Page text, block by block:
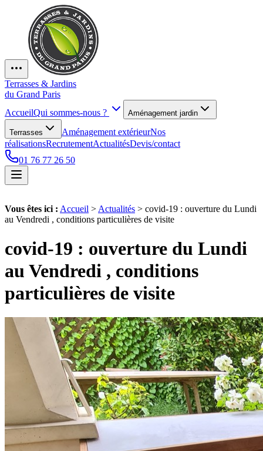
Terrasses & Jardins
du Grand Paris
AccueilQui sommes-nous ? Aménagement jardin
Terrasses Aménagement extérieurNos
réalisationsRecrutementActualitésDevis/contact
01 76 77 26 50
Vous êtes ici : Accueil > Actualités > covid-19 : ouverture du Lundi
au Vendredi , conditions particulières de visite
covid-19 : ouverture du Lundi
au Vendredi , conditions
particulières de visite